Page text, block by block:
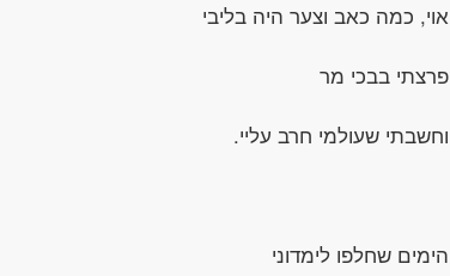
אוי, כמה כאב וצער היה בליבי
פרצתי בבכי מר
וחשבתי שעולמי חרב עליי.
הימים שחלפו לימדוני